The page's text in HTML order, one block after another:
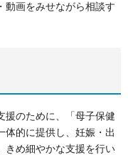
動画をみせながら相談す
援のために、「母子保健
体的に提供し、妊娠・出
きめ細やかな支援を行い